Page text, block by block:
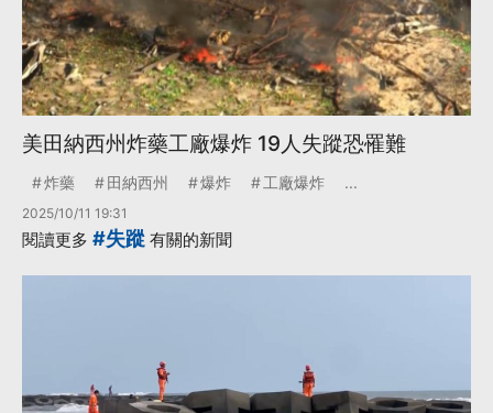
美田納西州炸藥工廠爆炸 19人失蹤恐罹難
炸藥 田納西州 爆炸 工廠爆炸 ...
2025/10/11 19:31
閱讀更多 #失蹤 有關的新聞